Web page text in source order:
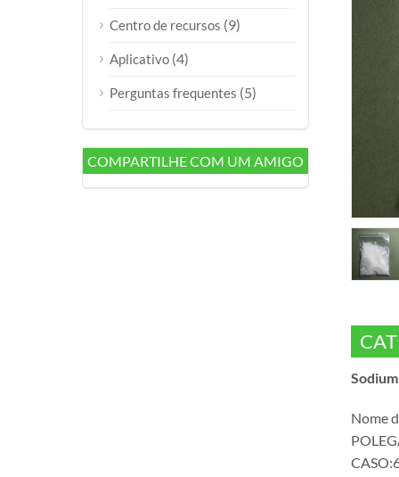
Nome
Centro de recursos (9)
Aplicativo (4)
Perguntas frequentes (5)
COMPARTILHE COM UM AMIGO